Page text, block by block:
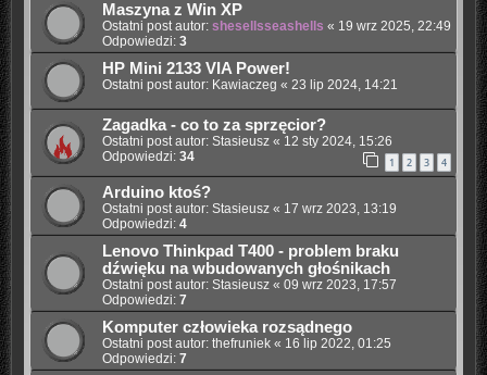
Maszyna z Win XP
Ostatni post autor: shesellsseashells « 19 wrz 2025, 22:49
Odpowiedzi: 3
HP Mini 2133 VIA Power!
Ostatni post autor: Kawiaczeg « 23 lip 2024, 14:21
Zagadka - co to za sprzęcior?
Ostatni post autor: Stasieusz« 12 sty 2024, 15:26
Odpowiedzi: 34 1 2 3 4
Arduino ktoś?
Ostatni post autor: Stasieusz« 17 wrz 2023, 13:19
Odpowiedzi: 4
Lenovo Thinkpad T400 - problem braku
dźwięku na wbudowanych głośnikach
Ostatni post autor: Stasieusz« 09 wrz 2023, 17:57
Odpowiedzi: 7
Komputer człowieka rozsądnego
Ostatni post autor: thefruniek« 16 lip 2022, 01:25
Odpowiedzi: 7